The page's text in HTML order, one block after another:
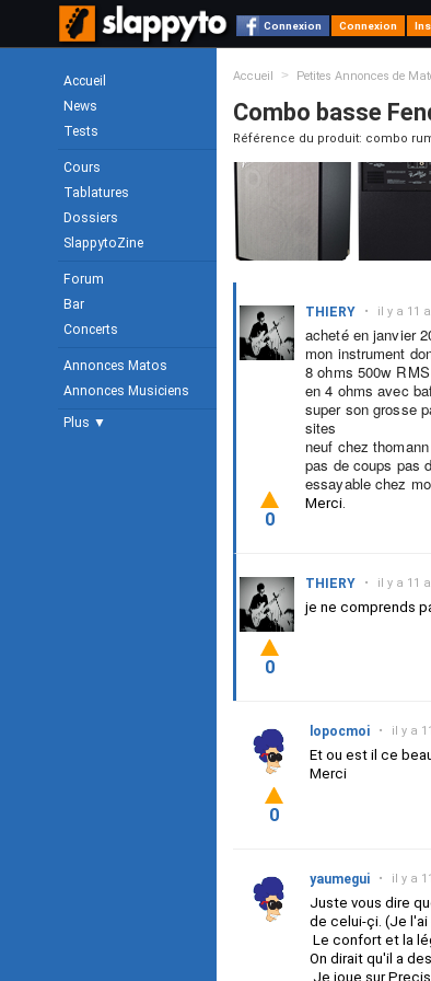
Connexion Connexion
Accueil
News
Tests
Cours
Tablatures
Dossiers
SlappytoZine
Forum
Bar
Concerts
Annonces Matos
Annonces Musiciens
Plus ▼
Accueil > Petites Annonces de
Combo basse
Référence du produit: combo
THIERY • il y a 11
acheté en janvier
mon instrument
8 ohms 500w RMS
en 4 ohms avec
super son grosse
sites
neuf chez
pas de coups pas
essayable chez
Merci.
0
THIERY • il y a 11
je ne comprends
0
lopocmoi • il y a
Et ou est il ce
Merci
0
yaumegui • il y a
Juste vous dire
de celui-çi. (Je l'ai
Le confort et la
On dirait qu'il a
Je joue sur